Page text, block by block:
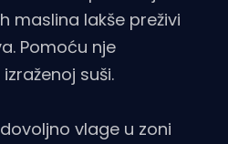
maslina lakše preživi
Pomoću nje
suši.
vlage u zoni